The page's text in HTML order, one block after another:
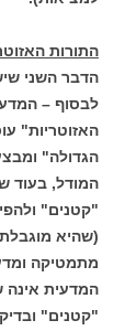
התורות
הדבר השני
לבסוף – המדע
האזוטריות"
הגדולה"
המודל, בעוד
"קטנים"
(שהיא
מתמטיקה
המדעית אינה
"קטנים"